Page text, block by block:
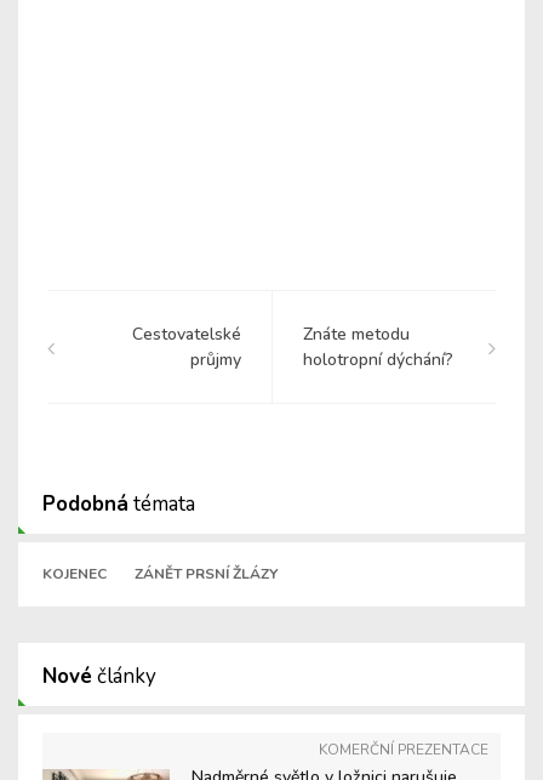
Cestovatelské
průjmy
Znáte metodu
holotropní dýchání?
Podobná témata
KOJENEC ZÁNĚT PRSNÍ ŽLÁZY
Nové články
KOMERČNÍ PREZENTACE